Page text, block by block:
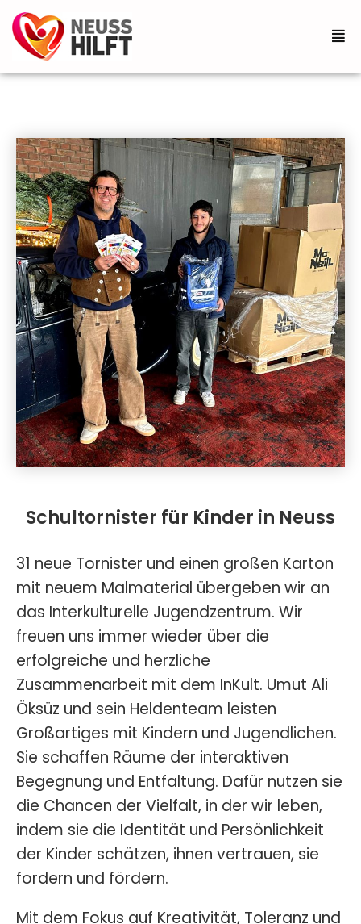
Schultornister für Kinder in Neuss
31 neue Tornister und einen großen Karton
mit neuem Malmaterial übergeben wir an
das Interkulturelle Jugendzentrum. Wir
freuen uns immer wieder über die
erfolgreiche und herzliche
Zusammenarbeit mit dem InKult. Umut Ali
Öksüz und sein Heldenteam leisten
Großartiges mit Kindern und Jugendlichen.
Sie schaffen Räume der interaktiven
Begegnung und Entfaltung. Dafür nutzen sie
die Chancen der Vielfalt, in der wir leben,
indem sie die Identität und Persönlichkeit
der Kinder schätzen, ihnen vertrauen, sie
fordern und fördern.
Mit dem Fokus auf Kreativität, Toleranz und